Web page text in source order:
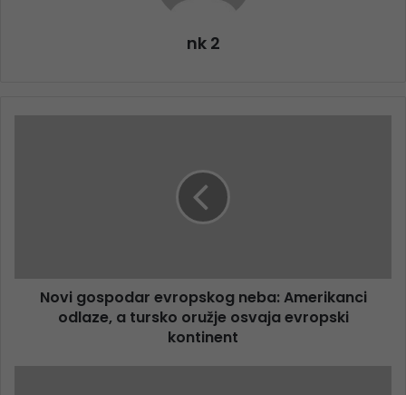
nk 2
Novi gospodar evropskog neba: Amerikanci
odlaze, a tursko oružje osvaja evropski
kontinent